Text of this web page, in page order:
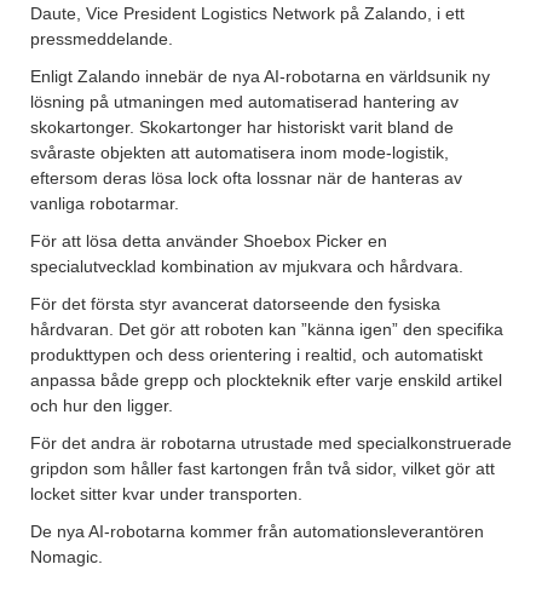
Daute, Vice President Logistics Network på Zalando, i ett
pressmeddelande.
Enligt Zalando innebär de nya AI-robotarna en världsunik ny
lösning på utmaningen med automatiserad hantering av
skokartonger. Skokartonger har historiskt varit bland de
svåraste objekten att automatisera inom mode-logistik,
eftersom deras lösa lock ofta lossnar när de hanteras av
vanliga robotarmar.
För att lösa detta använder Shoebox Picker en
specialutvecklad kombination av mjukvara och hårdvara.
För det första styr avancerat datorseende den fysiska
hårdvaran. Det gör att roboten kan ”känna igen” den specifika
produkttypen och dess orientering i realtid, och automatiskt
anpassa både grepp och plockteknik efter varje enskild artikel
och hur den ligger.
För det andra är robotarna utrustade med specialkonstruerade
gripdon som håller fast kartongen från två sidor, vilket gör att
locket sitter kvar under transporten.
De nya AI-robotarna kommer från automationsleverantören
Nomagic.